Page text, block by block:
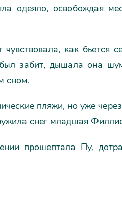
одеяло, освобождая
как бьется
забит, дышала она
сном.
пляжи, но уже
снег младшая
прошептала Пу,